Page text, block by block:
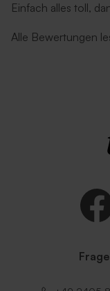
Einfach alles toll,
Alle Bewertungen